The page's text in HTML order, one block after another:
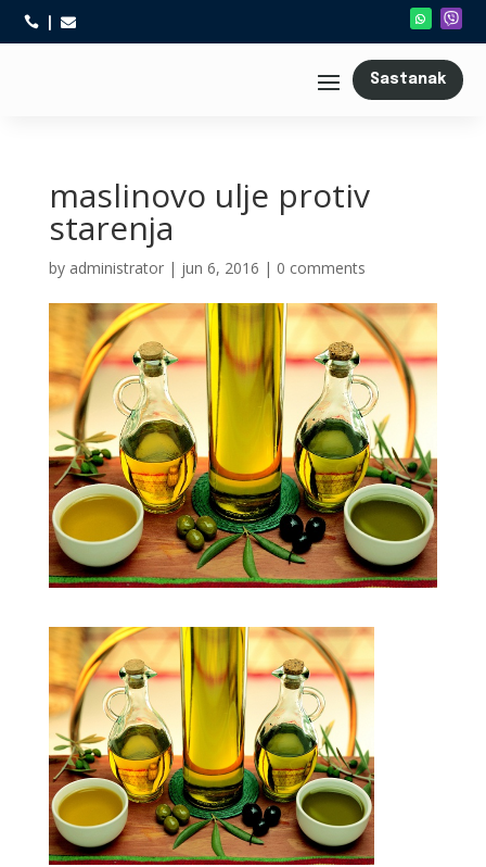
 
Sastanak
maslinovo ulje protiv
starenja
by administrator| jun 6, 2016 | 0 comments